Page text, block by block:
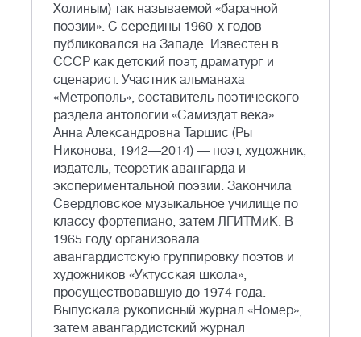
Холиным) так называемой «барачной
поэзии». С середины 1960-х годов
публиковался на Западе. Известен в
СССР как детский поэт, драматург и
сценарист. Участник альманаха
«Метрополь», составитель поэтического
раздела антологии «Самиздат века».
Анна Александровна Таршис (Ры
Никонова; 1942—2014) — поэт, художник,
издатель, теоретик авангарда и
экспериментальной поэзии. Закончила
Свердловское музыкальное училище по
классу фортепиано, затем ЛГИТМиК. В
1965 году организовала
авангардистскую группировку поэтов и
художников «Уктусская школа»,
просуществовавшую до 1974 года.
Выпускала рукописный журнал «Номер»,
затем авангардистский журнал